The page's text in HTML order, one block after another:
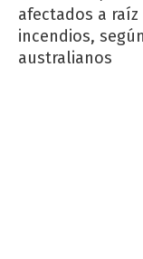
afectados a
incendios,
australianos